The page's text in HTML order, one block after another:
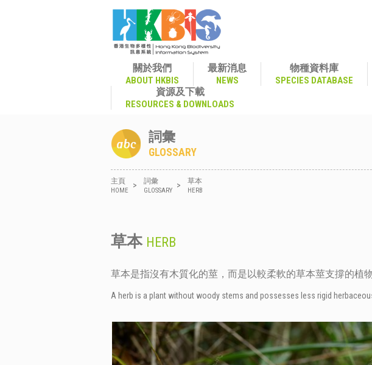
關於我們
ABOUT HKBIS
最新消息
NEWS
物種資料庫
SPECIES DATABASE
資源及下載
RESOURCES & DOWNLOADS
詞彙
GLOSSARY
主頁
HOME
> 詞彙
GLOSSARY
> 草本
HERB
草本 HERB
草本是指沒有木質化的莖，而是以較柔軟的草本莖支撐的植
A herb is a plant without woody stems and possesses less rigid